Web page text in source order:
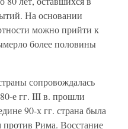
На основании
можно прийти к
более половины
сопровождалась
е гг. III в. прошли
90-х гг. страна была
против Рима. Восстание